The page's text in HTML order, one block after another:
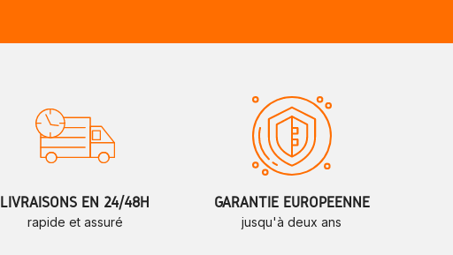
LIVRAISONS EN 24/48H
rapide et assuré
GARANTIE EUROPÉENNE
jusqu'à deux ans